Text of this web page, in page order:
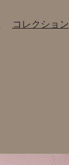
​コレクション